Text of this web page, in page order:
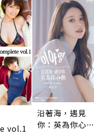
vol.1
沿著海，遇見
你：英為你心動